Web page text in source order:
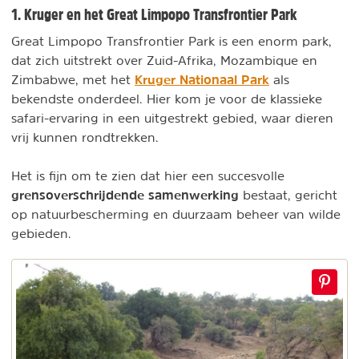
1. Kruger en het Great Limpopo Transfrontier Park
Great Limpopo Transfrontier Park is een enorm park,
dat zich uitstrekt over Zuid-Afrika, Mozambique en
Zimbabwe, met het Kruger Nationaal Park als
bekendste onderdeel. Hier kom je voor de klassieke
safari-ervaring in een uitgestrekt gebied, waar dieren
vrij kunnen rondtrekken.
Het is fijn om te zien dat hier een succesvolle
grensoverschrijdende samenwerking bestaat, gericht
op natuurbescherming en duurzaam beheer van wilde
gebieden.